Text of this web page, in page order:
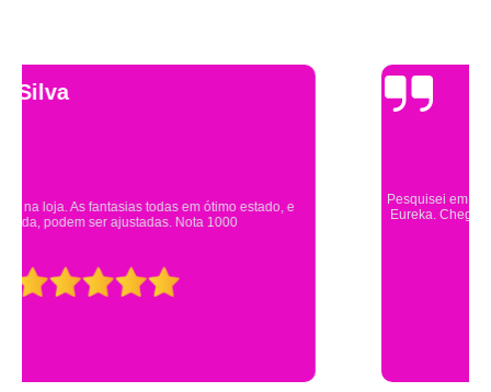
Pesquisei em mais de 20 lojas e só encontrei a fantasia de meu filho na
Eureka. Cheguei praticamente no horário em que estavam fechando e
mesmo assim fui muito bem atendido.